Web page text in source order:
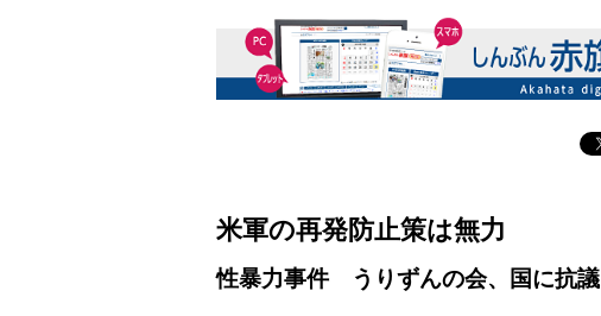
米軍の再発防止策は無力
性暴力事件 うりずんの会、国に抗議